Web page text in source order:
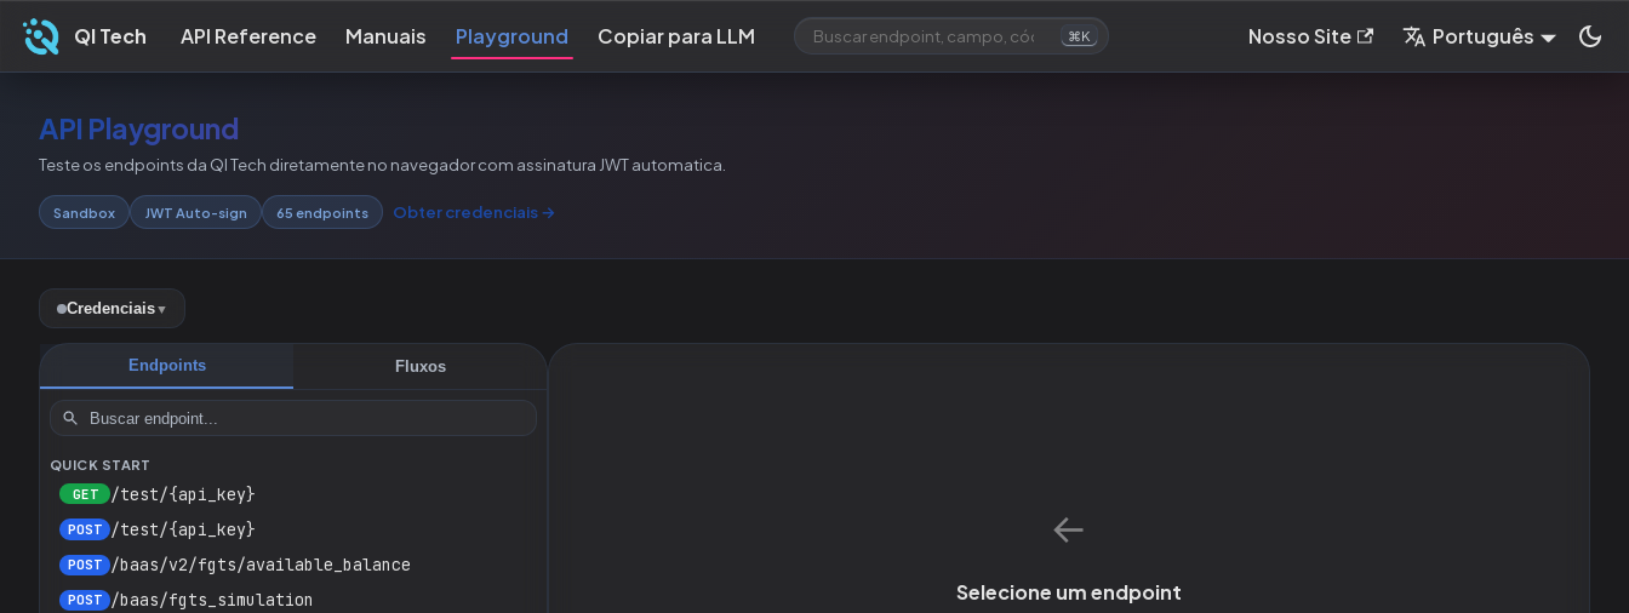
QI Tech API Reference Manuais Playground Copiar para LLM ⌘K Nosso Site Português
API Playground
Teste os endpoints da QI Tech diretamente no navegador com assinatura JWT automatica.
Sandbox JWT Auto-sign 65 endpoints Obter credenciais→
Credenciais▼
API-CLIENT-KEY CHAVE PRIVADA EC (PEM)
Endpoints Fluxos
QUICK START
GET
/test/{api_key}
POST /test/{api_key}
POST /baas/v2/fgts/available_balance
POST /baas/fgts_simulation
←
Selecione um endpoint